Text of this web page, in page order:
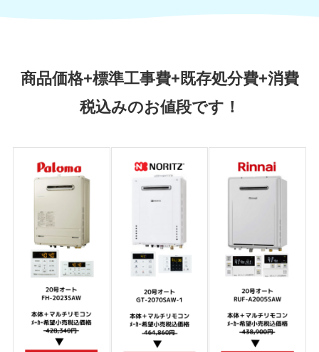
商品価格+標準⼯事費+既存処分費+消費
税込みのお値段です！